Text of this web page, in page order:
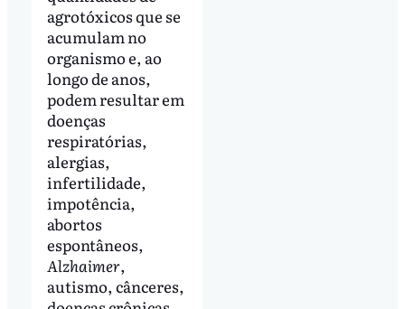
agrotóxicos que se
acumulam no
organismo e, ao
longo de anos,
podem resultar em
doenças
respiratórias,
alergias,
infertilidade,
impotência,
abortos
espontâneos,
Alzhaimer,
autismo, cânceres,